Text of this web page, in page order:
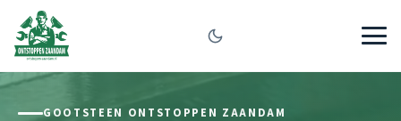
GOOTSTEEN ONTSTOPPEN ZAANDAM